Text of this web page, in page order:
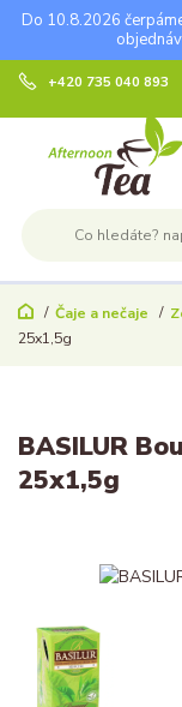
Do 10.8.2026
+420 735 040 893
Čaje a nečaje
25x1,5g
BASILUR
25x1,5g